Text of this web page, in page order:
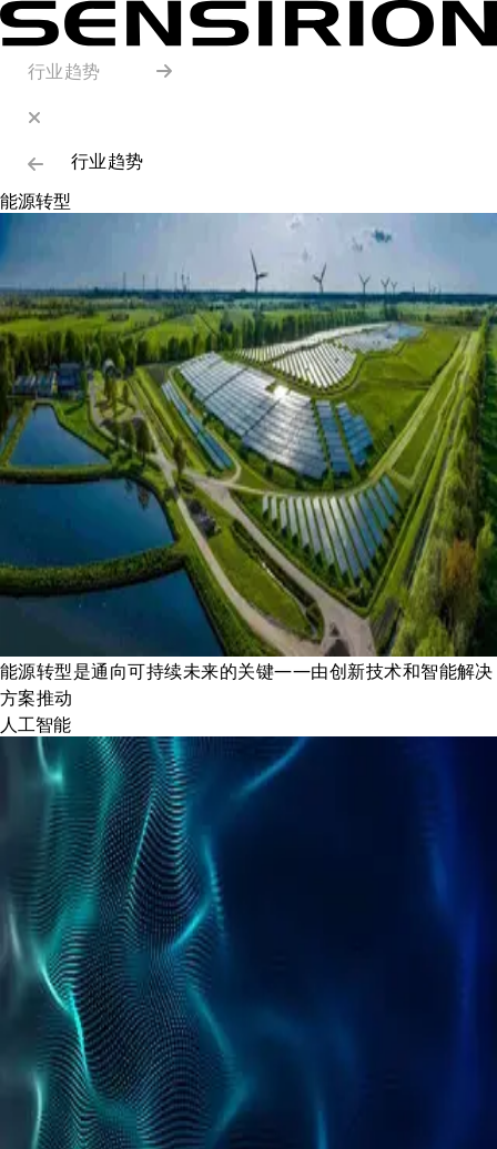
行业趋势
行业趋势
能源转型
能源转型是通向可持续未来的关键——由创新技术和智能解决
方案推动
人工智能